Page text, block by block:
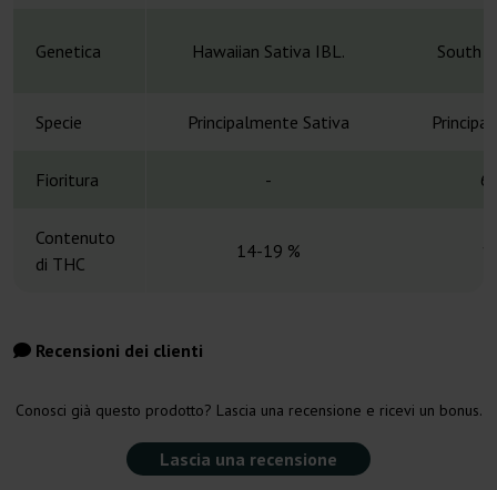
Genetica Hawaiian Sativa IBL. South
Specie Principalmente Sativa
Fioritura -
Contenuto
di THC
14-19 %
Recensioni dei clienti
Conosci già questo prodotto? Lascia una recensione e ricevi un bonus.
Lascia una recensione